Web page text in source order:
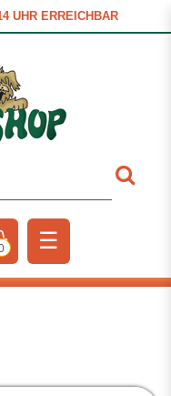
UHR ERREICHBAR
☰